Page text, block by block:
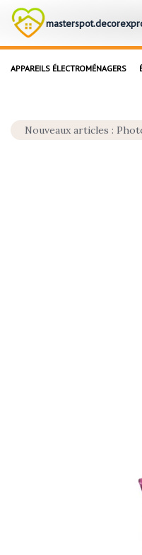
APPAREILS ÉLECTROMÉNAGERS
Nouveaux articles :